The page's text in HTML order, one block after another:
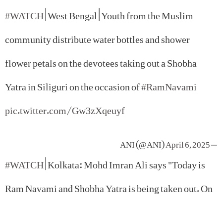
#WATCH| West Bengal | Youth from the Muslim
community distribute water bottles and shower
flower petals on the devotees taking out a Shobha
Yatra in Siliguri on the occasion of#RamNavami
pic.twitter.com/Gw3zXqeuyf
— ANI (@ANI)
April 6, 2025
#WATCH| Kolkata: Mohd Imran Ali says "Today is
Ram Navami and Shobha Yatra is being taken out. On